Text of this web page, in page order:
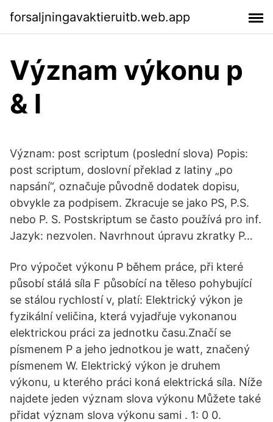
forsaljningavaktieruitb.web.app
Význam výkonu p
& l
Význam: post scriptum (poslední slova) Popis:
post scriptum, doslovní překlad z latiny „po
napsání“, označuje původně dodatek dopisu,
obvykle za podpisem. Zkracuje se jako PS, P.S.
nebo P. S. Postskriptum se často používá pro inf.
Jazyk: nezvolen. Navrhnout úpravu zkratky P…
Pro výpočet výkonu P během práce, při které
působí stálá síla F působící na těleso pohybující
se stálou rychlostí v, platí: Elektrický výkon je
fyzikální veličina, která vyjadřuje vykonanou
elektrickou práci za jednotku času.Značí se
písmenem P a jeho jednotkou je watt, značený
písmenem W. Elektrický výkon je druhem
výkonu, u kterého práci koná elektrická síla. Níže
najdete jeden význam slova výkonu Můžete také
přidat význam slova výkonu sami . 1: 0 0.